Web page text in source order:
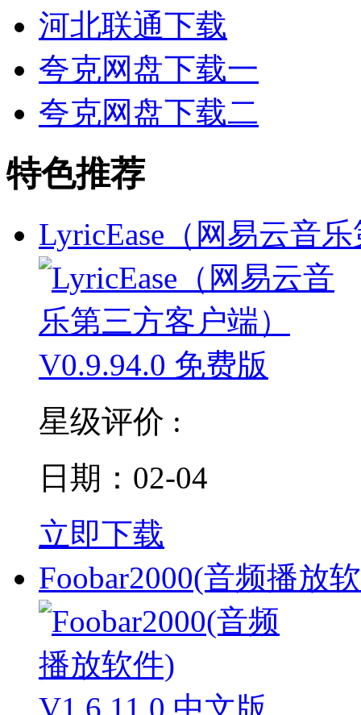
河北联通下载
夸克网盘下载一
夸克网盘下载二
特色推荐
LyricEase（网易云音
星级评价 :
日期：02-04
立即下载
Foobar2000(音频播放